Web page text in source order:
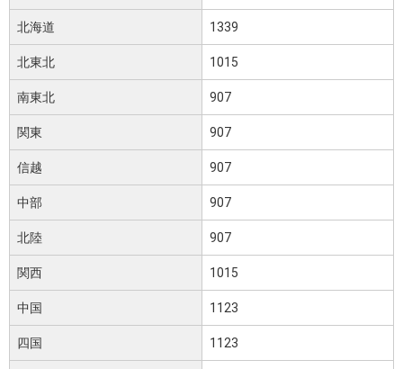
北海道
北東北
南東北
関東
信越
中部
北陸
関西
中国
四国
1339
1015
907
907
907
907
907
1015
1123
1123